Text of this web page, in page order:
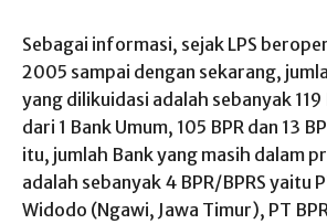
Sebagai informasi, sejak LPS
2005 sampai dengan sekarang,
yang dilikuidasi adalah sebanyak
dari 1 Bank Umum, 105 BPR dan 13
itu, jumlah Bank yang masih dalam
adalah sebanyak 4 BPR/BPRS yaitu
Widodo (Ngawi, Jawa Timur), PT